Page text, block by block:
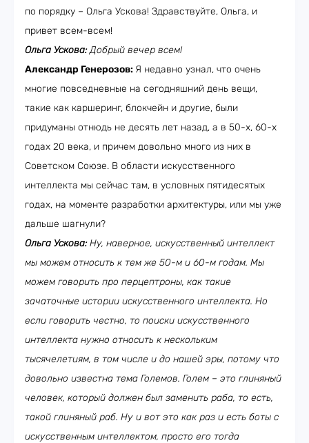
по порядку – Ольга Ускова! Здравствуйте, Ольга, и
привет всем-всем!
Ольга Ускова:Добрый вечер всем!
Александр Генерозов: Я недавно узнал, что очень
многие повседневные на сегодняшний день вещи,
такие как каршеринг, блокчейн и другие, были
придуманы отнюдь не десять лет назад, а в 50-х, 60-х
годах 20 века, и причем довольно много из них в
Советском Союзе. В области искусственного
интеллекта мы сейчас там, в условных пятидесятых
годах, на моменте разработки архитектуры, или мы уже
дальше шагнули?
Ольга Ускова:Ну, наверное, искусственный интеллект
мы можем относить к тем же 50-м и 60-м годам. Мы
можем говорить про перцептроны, как такие
зачаточные истории искусственного интеллекта. Но
если говорить честно, то поиски искусственного
интеллекта нужно относить к нескольким
тысячелетиям, в том числе и до нашей эры, потому что
довольно известна тема Големов. Голем – это глиняный
человек, который должен был заменить раба, то есть,
такой глиняный раб. Ну и вот это как раз и есть боты с
искусственным интеллектом, просто его тогда